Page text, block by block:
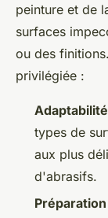
peinture et de
surfaces
ou des
privilégiée :
Adaptabilité
types de
aux plus
d'abrasifs.